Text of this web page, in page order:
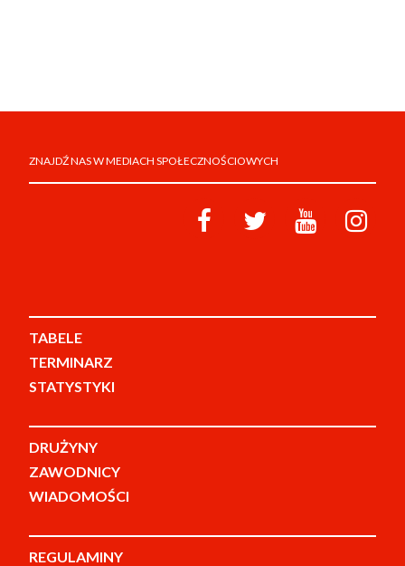
ZNAJDŹ NAS W MEDIACH SPOŁECZNOŚCIOWYCH
TABELE
TERMINARZ
STATYSTYKI
DRUŻYNY
ZAWODNICY
WIADOMOŚCI
REGULAMINY